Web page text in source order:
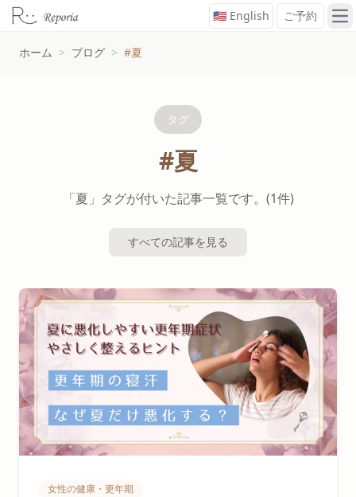
🇺🇸 English ご予約 メ
ホーム > ブログ > #夏
タグ
#夏
「夏」タグが付いた記事一覧です。(1件)
すべての記事を見る
#夏タグの記事一覧
女性の健康・更年期